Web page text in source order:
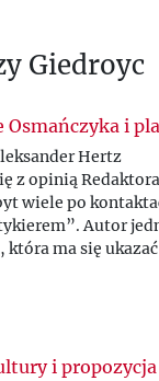
Giedroyc
Osmańczyka i
Hertz
z opinią
wiele po
Autor
która ma się
i propozycja